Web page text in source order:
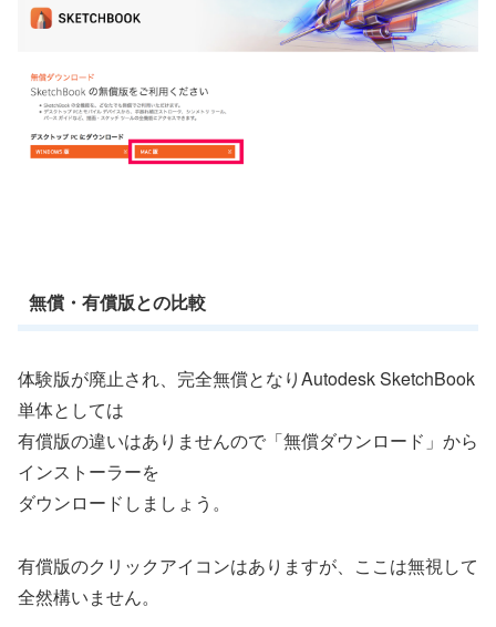
無償・有償版との比較
体験版が廃止され、完全無償となりAutodesk SketchBook
単体としては
有償版の違いはありませんので 「無償ダウンロード」から
インストーラーを
ダウンロードしましょう。
有償版のクリックアイコンはありますが、ここは無視して
全然構いません。